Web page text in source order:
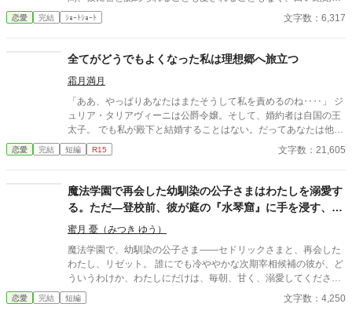
まま冷遇され続ける。 それでも王妃として国に尽くしてきたス
ノーだったが、ある日、ローレンスが別の令嬢レイアーを懐妊さ
決意し、国を去ろうとする。 しかしその道中、レイアー嬢の実
家の襲撃に遭い、スノーは命を落とす寸前、自身の命と引き換え
に広域回復魔法で多くの命を救う。 これでスノーの、人生は終
わりのはずだった。 だが次に目を覚ますと、スノーは三年前の
結婚式当日に戻っていた。何度死んでも、何度拒絶しても、結婚
式の誓いの瞬間へと戻される。 番から逃れようと、スノーは何
恋愛 完結 ｼｮｰﾄｼｮｰﾄ 文字数：6,317
全てがどうでもよくなった私は理想郷へ旅立つ
霜月満月
「ああ、やっぱりあなたはまたそうして私を責めるのね‥‥」 ジ
ュリア・タリアヴィーニは公爵令嬢。そして、婚約者は自国の王
太子。 でも私が殿下と結婚することはない。だってあなたは他の
人を選んだのだもの。『前』と変わらず━━ これはとある能力を
持つ一族に産まれた令嬢と自身に掛けられた封印に縛られる王太
ジュリアの婚約披露の時のイメージです。
恋愛 完結 短編 R15 文字数：21,605
魔法学園で再会した幼馴染の公子さまはわたしを溺愛す
る。ただ—登校前、彼が庭の『水琴窟』に手を浸す、あ
の澄んだ水音の意味だけが、わからない
蜜月 憂（みつき ゆう）
魔法学園で、幼馴染の公子さま――セドリックさまと、再会した
わたし、リゼット。 誰にでも冷ややかな次期宰相候補の彼が、ど
ういうわけか、わたしにだけは、毎朝、甘く、溺愛してください
ます。 ――ただ一つ。 彼は、登校前、必ず、古い庭の『水琴窟』
に、そっと、手を浸すのです。 こぉん……と、澄んだ水音が、ひ
恋愛 完結 短編 文字数：4,250